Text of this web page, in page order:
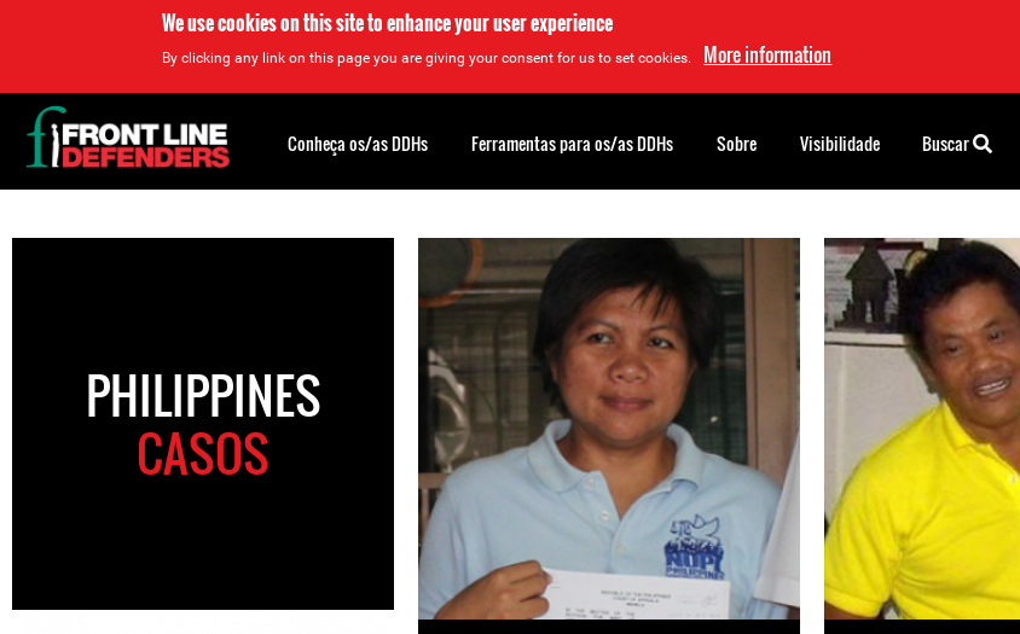
We use cookies on this site to enhance your user experience
By clicking any link on this page you are giving your consent for us to set cookies. More information
to
PHILIPPINES
CASOS
Back
to
top
Conheça os/as DDHs Ferramentas para os/as DDHs Sobre Visibilidade Buscar